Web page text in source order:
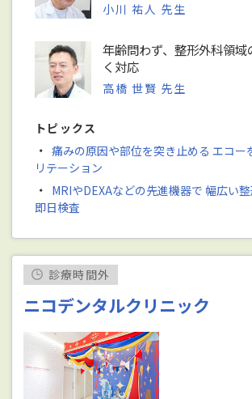
小川 祐人 先生
年齢問わず、整形外科領域
く対応
高橋 世賢 先生
トピックス
・ 痛みの原因や部位を突き止める エコー
リテーション
・ MRIやDEXAなどの先進機器で 幅広い
即日検査
診療時間外
ニコデンタルクリニック